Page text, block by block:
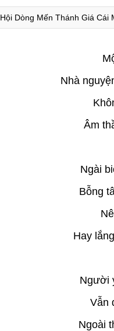
Hội Dòng Mến Thánh Giá Cái
Nhà
Âm
Ngài
Bỗng
Hay
Người
Vẫn
Ngoài